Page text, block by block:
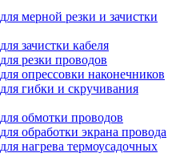
мерной резки и зачистки
зачистки кабеля
резки проводов
опрессовки наконечников
гибки и скручивания
обмотки проводов
обработки экрана провода
нагрева термоусадочных